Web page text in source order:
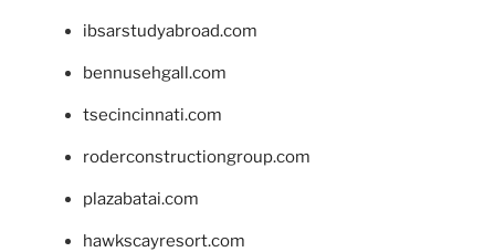
ibsarstudyabroad.com
bennusehgall.com
tsecincinnati.com
roderconstructiongroup.com
plazabatai.com
hawkscayresort.com